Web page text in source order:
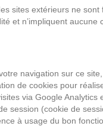
sites extérieurs ne sont
et n’impliquent aucune
navigation sur ce
de cookies pour
via Google Analytics
session (cookie de
à usage du bon